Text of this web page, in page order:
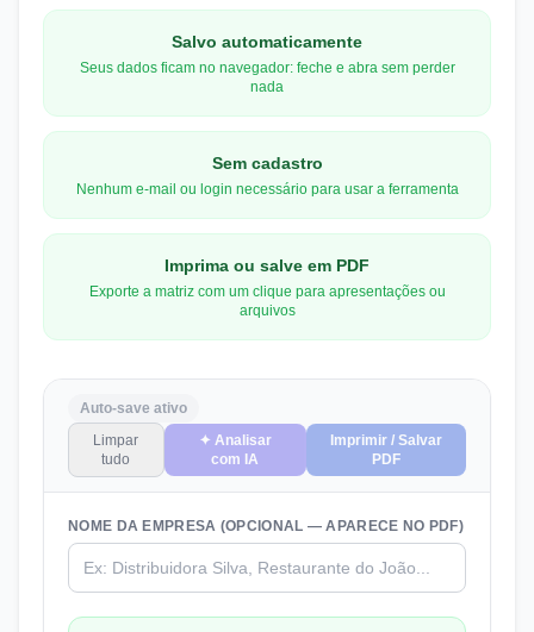
Salvo automaticamente
Seus dados ficam no navegador: feche e abra sem perder
nada
Sem cadastro
Nenhum e-mail ou login necessário para usar a ferramenta
Imprima ou salve em PDF
Exporte a matriz com um clique para apresentações ou
arquivos
Auto-save ativo
Limpar
tudo
✦ Analisar
com IA
Imprimir / Salvar
PDF
NOME DA EMPRESA (OPCIONAL — APARECE NO PDF)